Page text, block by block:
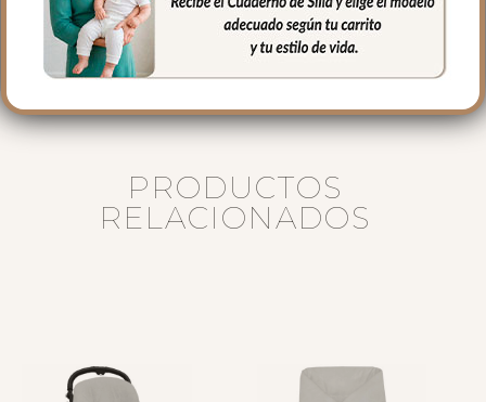
siempre agua fría, jabones no abrasivos y
secado al natural.
PRODUCTOS
RELACIONADOS